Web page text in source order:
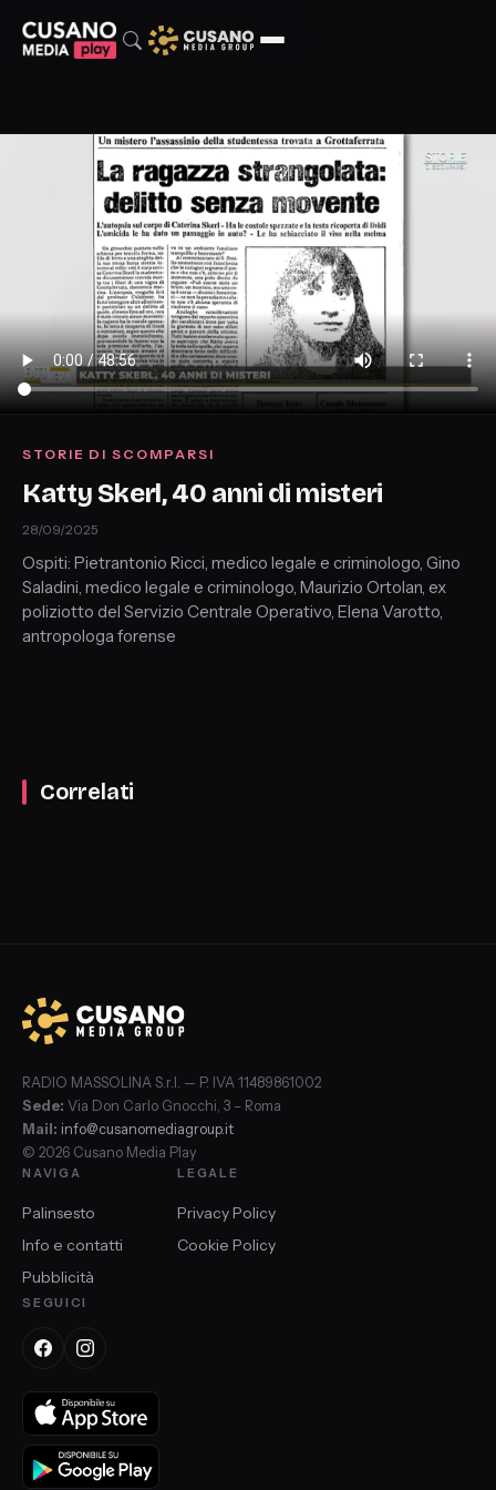
STORIE DI SCOMPARSI
Katty Skerl, 40 anni di misteri
28/09/2025
Ospiti: Pietrantonio Ricci, medico legale e criminologo, Gino
Saladini, medico legale e criminologo, Maurizio Ortolan, ex
poliziotto del Servizio Centrale Operativo, Elena Varotto,
antropologa forense
Correlati
RADIO MASSOLINA S.r.l. — P. IVA 11489861002
Sede: Via Don Carlo Gnocchi, 3 – Roma
Mail: info@cusanomediagroup.it
© 2026 Cusano Media Play
NAVIGA
Palinsesto
Info e contatti
Pubblicità
LEGALE
Privacy Policy
Cookie Policy
SEGUICI